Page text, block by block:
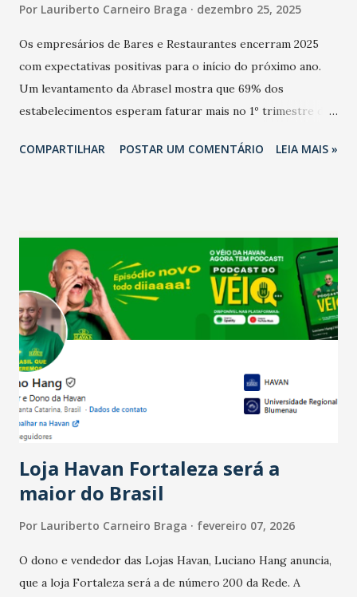
Por Lauriberto Carneiro Braga dezembro 25, 2025
Os empresários de Bares e Restaurantes encerram 2025
com expectativas positivas para o início do próximo ano.
Um levantamento da Abrasel mostra que 69% dos
estabelecimentos esperam faturar mais no 1º trimestre de
relação ao último trimestre deste ano, 56% também
confraternizações de fim de ano e pelo pagamento do 13º
Salário para um número maior de trabalhadores, já que o
país tem a menor taxa de desemprego dos anos recentes.
Ainda segundo a Pesquisa, em novembro de 2025, 40% dos
bares e restaurantes operaram com lucro e outros 40%
registraram equilíbrio financeiro. Já o percentual de
estabelecimentos no prejuízo ficou em 19%, pouco abaixo
do observado no mês anterior. Outros 1% não existiam em
novembro. Em relação a outubro, o faturamento também
COMPARTILHAR POSTAR UM COMENTÁRIO LEIA MAIS »
Loja Havan Fortaleza será a
maior do Brasil
Por Lauriberto Carneiro Braga fevereiro 07, 2026
O dono e vendedor das Lojas Havan, Luciano Hang anuncia,
que a loja Fortaleza será a de número 200 da Rede. A